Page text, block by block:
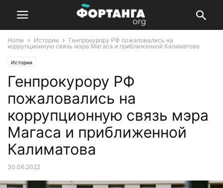
Home Истории
Генпрокурору РФ пожаловались на
коррупционную связь мэра Магаса и приближенной Калиматова
Истории
Генпрокурору РФ
пожаловались на
коррупционную связь мэра
Магаса и приближенной
Калиматова
30.06.2022